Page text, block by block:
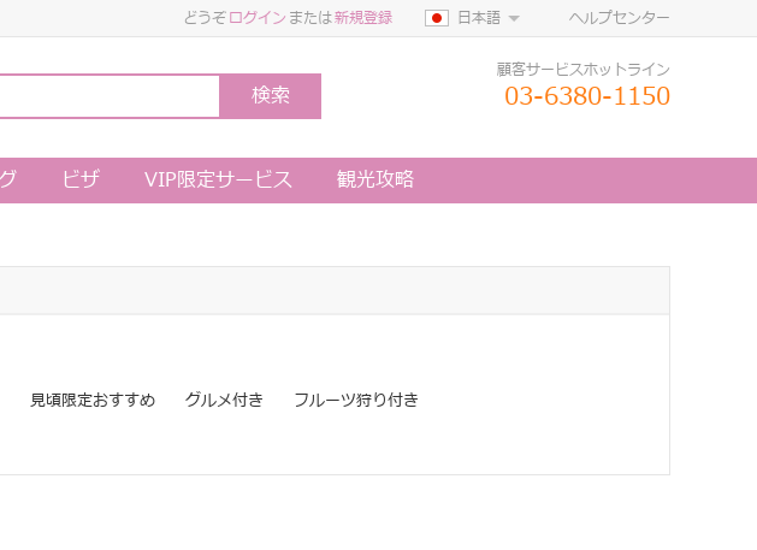
どうぞログイン または新規登録 日本語 ヘルプセンター
検索
顧客サービスホットライン
03-6380-1150
ビザ VIP限定サービス 観光攻略
見頃限定おすすめ グルメ付き
フルーツ狩り付き